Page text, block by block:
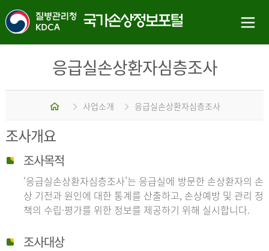
응급실손상환자심층조사
홈 사업소개 응급실손상환자심층조사
조사개요
조사목적
‘응급실손상환자심층조사’는 응급실에 방문한 손상환자의 손
상 기전과 원인에 대한 통계를 산출하고, 손상예방 및 관리 정
책의 수립·평가를 위한 정보를 제공하기 위해 실시합니다.
조사대상